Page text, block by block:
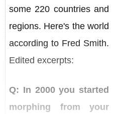
some 220 countries and
regions. Here's the world
according to Fred Smith.
Edited excerpts:
Q: In 2000 you started
morphing from your